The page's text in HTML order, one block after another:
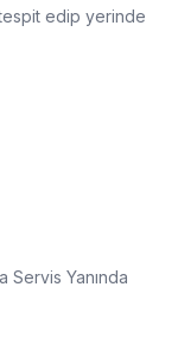
tespit edip yerinde
Servis Yanında